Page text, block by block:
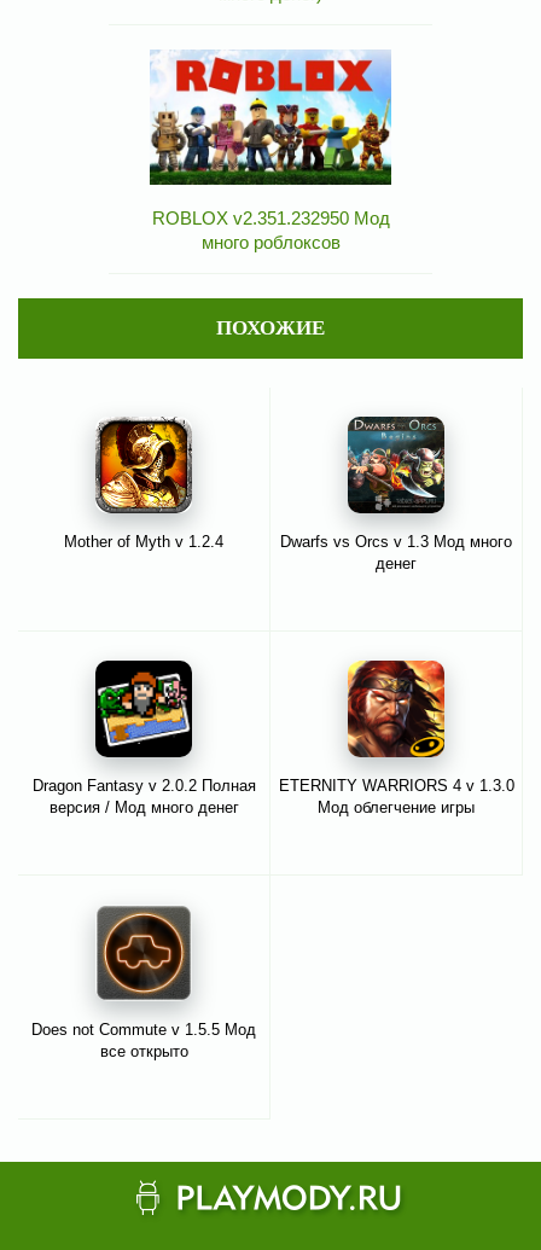
ROBLOX v2.351.232950 Мод
много роблоксов
ПОХОЖИЕ
Mother of Myth v 1.2.4
Dwarfs vs Orcs v 1.3 Мод много
денег
Dragon Fantasy v 2.0.2 Полная
версия / Мод много денег
ETERNITY WARRIORS 4 v 1.3.0
Мод облегчение игры
Does not Commute v 1.5.5 Мод
все открыто